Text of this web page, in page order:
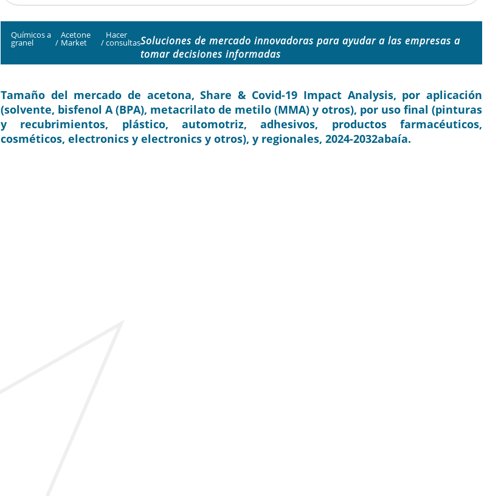
Químicos a
granel /
Acetone
Market /
Hacer
consultasSoluciones de mercado innovadoras para ayudar a las empresas a
tomar decisiones informadas
Tamaño del mercado de acetona, Share & Covid-19 Impact Analysis, por aplicación
(solvente, bisfenol A (BPA), metacrilato de metilo (MMA) y otros), por uso final (pinturas
y recubrimientos, plástico, automotriz, adhesivos, productos farmacéuticos,
cosméticos, electronics y electronics y otros), y regionales, 2024-2032abaía.